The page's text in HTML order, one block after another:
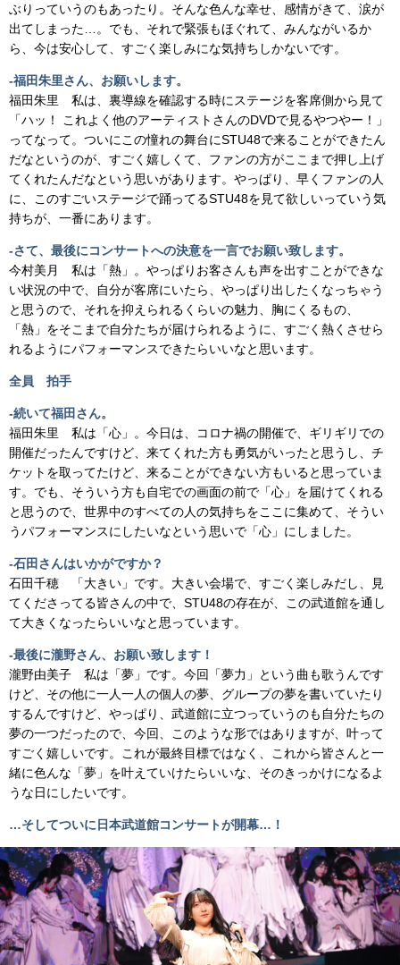
ぶりっていうのもあったり。そんな色んな幸せ、感情がきて、涙が
出てしまった…。でも、それで緊張もほぐれて、みんながいるか
ら、今は安心して、すごく楽しみにな気持ちしかないです。
-福田朱里さん、お願いします。
福田朱里 私は、裏導線を確認する時にステージを客席側から見て
「ハッ！ これよく他のアーティストさんのDVDで見るやつやー！」
ってなって。ついにこの憧れの舞台にSTU48で来ることができたん
だなというのが、すごく嬉しくて、ファンの方がここまで押し上げ
てくれたんだなという思いがあります。やっぱり、早くファンの人
に、このすごいステージで踊ってるSTU48を見て欲しいっていう気
持ちが、一番にあります。
-さて、最後にコンサートへの決意を一言でお願い致します。
今村美月 私は「熱」。やっぱりお客さんも声を出すことができな
い状況の中で、自分が客席にいたら、やっぱり出したくなっちゃう
と思うので、それを抑えられるくらいの魅力、胸にくるもの、
「熱」をそこまで自分たちが届けられるように、すごく熱くさせら
れるようにパフォーマンスできたらいいなと思います。
全員 拍手
-続いて福田さん。
福田朱里 私は「心」。今日は、コロナ禍の開催で、ギリギリでの
開催だったんですけど、来てくれた方も勇気がいったと思うし、チ
ケットを取ってたけど、来ることができない方もいると思っていま
す。でも、そういう方も自宅での画面の前で「心」を届けてくれる
と思うので、世界中のすべての人の気持ちをここに集めて、そうい
うパフォーマンスにしたいなという思いで「心」にしました。
-石田さんはいかがですか？
石田千穂 「大きい」です。大きい会場で、すごく楽しみだし、見
てくださってる皆さんの中で、STU48の存在が、この武道館を通し
て大きくなったらいいなと思っています。
-最後に瀧野さん、お願い致します！
瀧野由美子 私は「夢」です。今回「夢力」という曲も歌うんです
けど、その他に一人一人の個人の夢、グループの夢を書いていたり
するんですけど、やっぱり、武道館に立つっていうのも自分たちの
夢の一つだったので、今回、このような形ではありますが、叶って
すごく嬉しいです。これが最終目標ではなく、これから皆さんと一
緒に色んな「夢」を叶えていけたらいいな、そのきっかけになるよ
うな日にしたいです。
…そしてついに日本武道館コンサートが開幕…！